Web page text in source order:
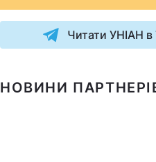
Читати УНІАН в
НОВИНИ